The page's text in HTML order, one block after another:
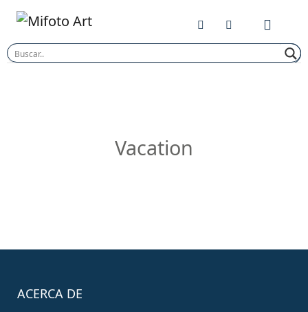
Skip
content
Vacation
ACERCA DE